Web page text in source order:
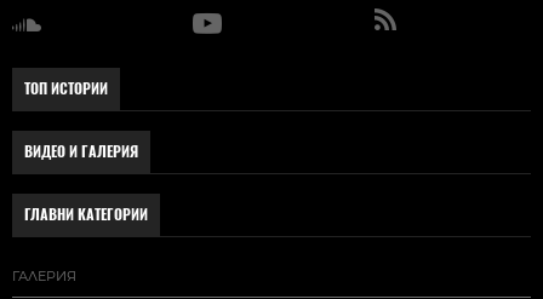
ТОП ИСТОРИИ
ВИДЕО И ГАЛЕРИЯ
ГЛАВНИ КАТЕГОРИИ
ГАЛЕРИЯ